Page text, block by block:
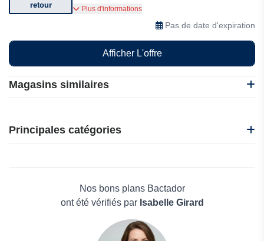
Magasins similaires
Kinguin
Sunsky
Geekmaxi
Principales catégories
Maison & JardinNos bons plans Bactador
ont été vérifiés par Isabelle Girard
retour
Vous pouvez retourner votre commande dans
les 14 jours suivant sa réception.
Plus d'informations
Pas de date d'expiration
Afficher L'offre